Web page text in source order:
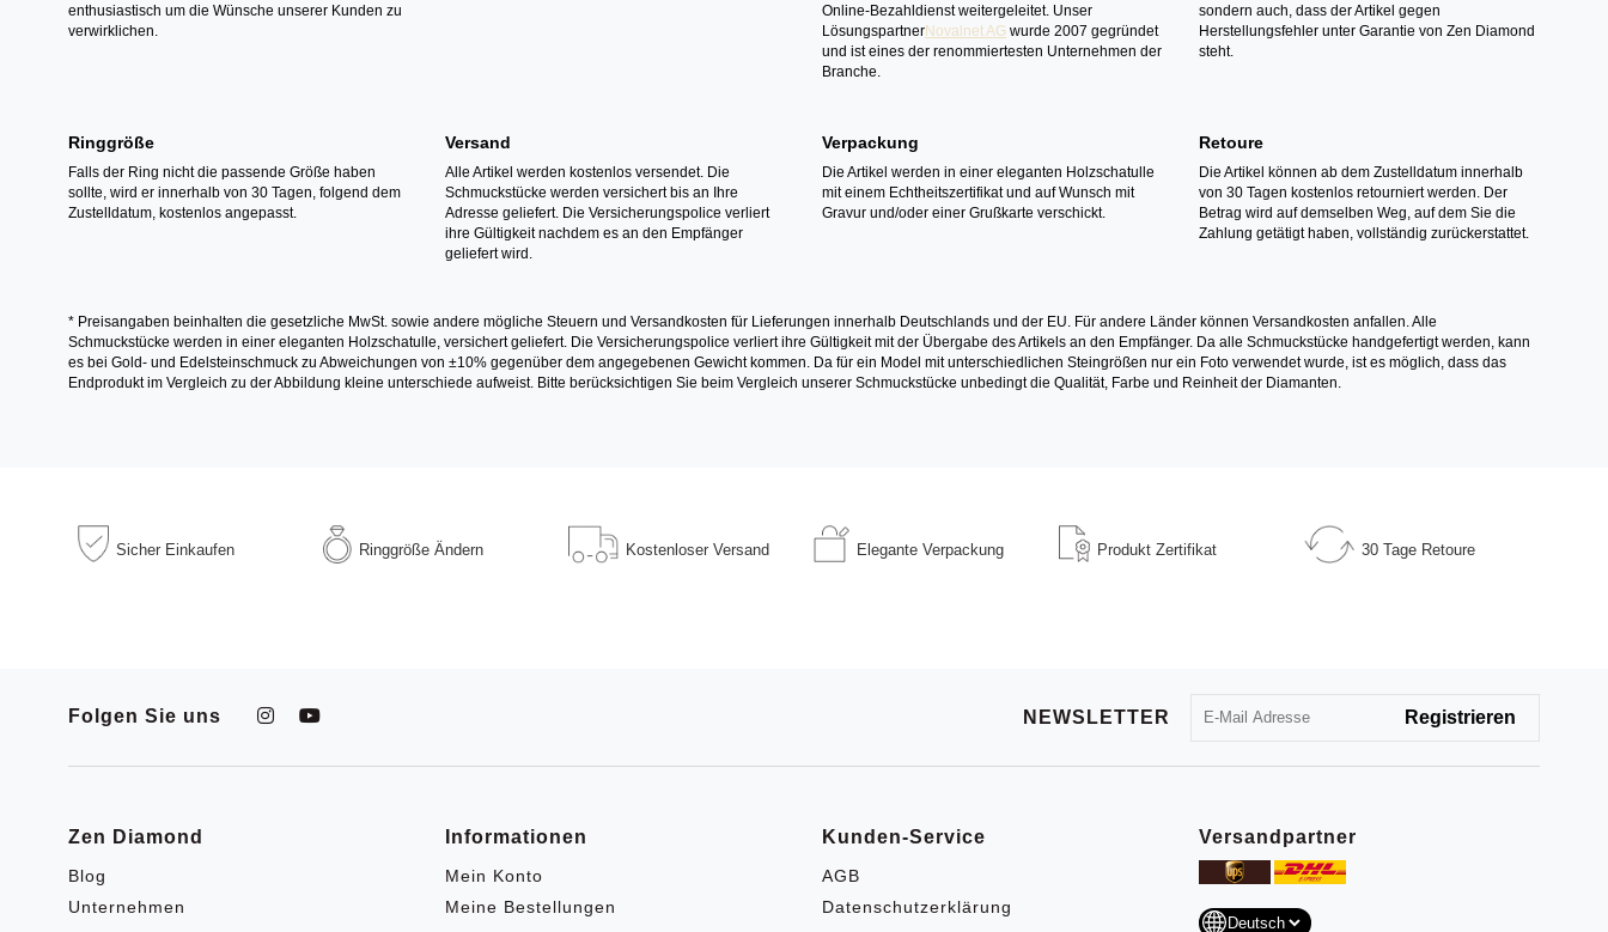
enthusiastisch um die Wünsche unserer Kunden zu
verwirklichen.
Online-Bezahldienst weitergeleitet. Unser
LösungspartnerNovalnet AG wurde 2007 gegründet
und ist eines der renommiertesten Unternehmen der
Branche.
sondern auch, dass der Artikel gegen
Herstellungsfehler unter Garantie von Zen Diamond
steht.
Ringgröße
Falls der Ring nicht die passende Größe haben
sollte, wird er innerhalb von 30 Tagen, folgend dem
Zustelldatum, kostenlos angepasst.
Versand
Alle Artikel werden kostenlos versendet. Die
Schmuckstücke werden versichert bis an Ihre
Adresse geliefert. Die Versicherungspolice verliert
ihre Gültigkeit nachdem es an den Empfänger
geliefert wird.
Verpackung
Die Artikel werden in einer eleganten Holzschatulle
mit einem Echtheitszertifikat und auf Wunsch mit
Gravur und/oder einer Grußkarte verschickt.
Retoure
Die Artikel können ab dem Zustelldatum innerhalb
von 30 Tagen kostenlos retourniert werden. Der
Betrag wird auf demselben Weg, auf dem Sie die
Zahlung getätigt haben, vollständig zurückerstattet.
* Preisangaben beinhalten die gesetzliche MwSt. sowie andere mögliche Steuern und Versandkosten für Lieferungen innerhalb Deutschlands und der EU. Für andere Länder können Versandkosten anfallen. Alle
Schmuckstücke werden in einer eleganten Holzschatulle, versichert geliefert. Die Versicherungspolice verliert ihre Gültigkeit mit der Übergabe des Artikels an den Empfänger. Da alle Schmuckstücke handgefertigt werden, kann
es bei Gold- und Edelsteinschmuck zu Abweichungen von ±10% gegenüber dem angegebenen Gewicht kommen. Da für ein Model mit unterschiedlichen Steingrößen nur ein Foto verwendet wurde, ist es möglich, dass das
Endprodukt im Vergleich zu der Abbildung kleine unterschiede aufweist. Bitte berücksichtigen Sie beim Vergleich unserer Schmuckstücke unbedingt die Qualität, Farbe und Reinheit der Diamanten.
Sicher Einkaufen RinggrößeÄndern Kostenloser Versand Elegante Verpackung Produkt Zertifikat 30 Tage Retoure
Folgen Sie uns NEWSLETTER
Zen Diamond
Blog
Unternehmen
Informationen
Mein Konto
Meine Bestellungen
Kunden-Service
AGB
Datenschutzerklärung
Versandpartner